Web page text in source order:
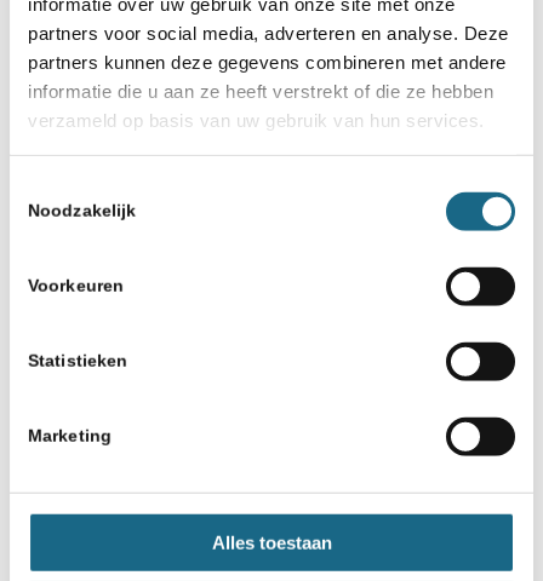
partners voor social media, adverteren en analyse. Deze
partners kunnen deze gegevens combineren met andere
informatie die u aan ze heeft verstrekt of die ze hebben
verzameld op basis van uw gebruik van hun services.
Noodzakelijk
Voorkeuren
Statistieken
Marketing
Alles toestaan
Charlois Europoort
t